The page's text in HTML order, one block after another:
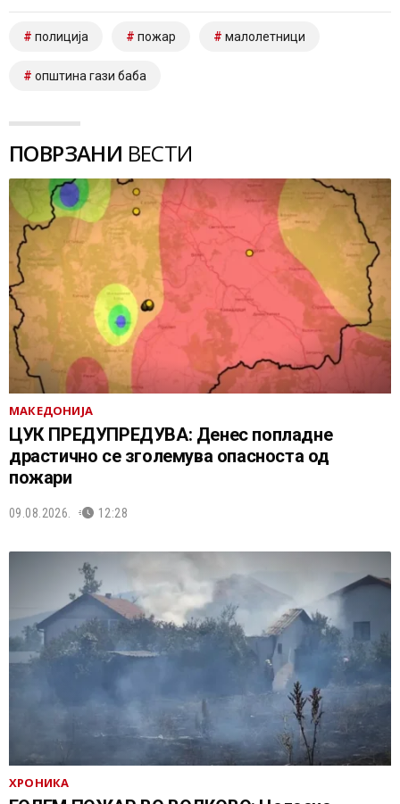
полиција пожар малолетници
општина гази баба
ПОВРЗАНИ ВЕСТИ
МАКЕДОНИЈА
ЦУК ПРЕДУПРЕДУВА: Денес попладне
драстично се зголемува опасноста од
пожари
09.08.2026. 12:28
ХРОНИКА